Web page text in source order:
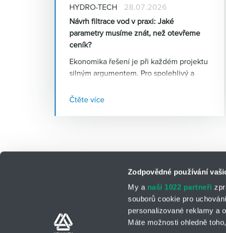
Zodpovědné používání
My a naši 1022 partneři
souborů cookie pro
personalizované reklamy a
Máte možnosti ohledně
HYDRO-TECH
28.07.2026
Návrh filtrace vod v praxi: Jaké
parametry musíme znát, než otevřeme
ceník?
Ekonomika řešení je při každém projektu
silným argumentem. Pro spolehlivý a
však naprosto klíčové správné vstupní
Ing. Lubomír Potenec
produktový manažer z odštěpného
závodu HYDROTECH. „Pokud se
podcení příprava a analytika, i ten
nejkvalitnější systém může v reálném
provozu selhat nebo generovat
Čtěte více
Kontaktní osoby Kontaktní formulář